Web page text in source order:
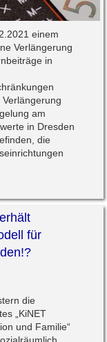
einem
Verlängerung
in
am
in Dresden
die
für
die
„KiNET
und Familie“